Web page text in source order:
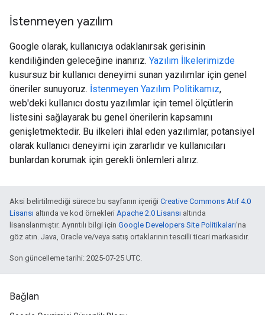
İstenmeyen yazılım
Google olarak, kullanıcıya odaklanırsak gerisinin
kendiliğinden geleceğine inanırız. Yazılım İlkelerimizde
kusursuz bir kullanıcı deneyimi sunan yazılımlar için genel
öneriler sunuyoruz. İstenmeyen Yazılım Politikamız,
web'deki kullanıcı dostu yazılımlar için temel ölçütlerin
listesini sağlayarak bu genel önerilerin kapsamını
genişletmektedir. Bu ilkeleri ihlal eden yazılımlar, potansiyel
olarak kullanıcı deneyimi için zararlıdır ve kullanıcıları
bunlardan korumak için gerekli önlemleri alırız.
Aksi belirtilmediği sürece bu sayfanın içeriği Creative Commons Atıf 4.0
Lisansı altında ve kod örnekleri Apache 2.0 Lisansı altında
lisanslanmıştır. Ayrıntılı bilgi için Google Developers Site Politikaları'na
göz atın. Java, Oracle ve/veya satış ortaklarının tescilli ticari markasıdır.
Son güncelleme tarihi: 2025-07-25 UTC.
Bağlan